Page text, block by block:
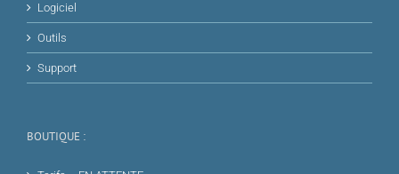
Logiciel
Outils
Support
BOUTIQUE :